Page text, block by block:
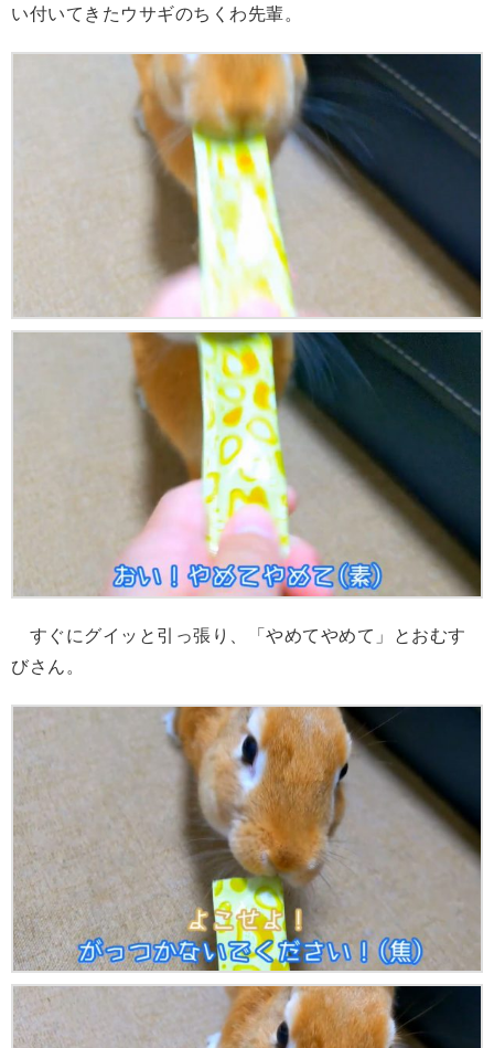
い付いてきたウサギのちくわ先輩。
すぐにグイッと引っ張り、「やめてやめて」とおむす
びさん。